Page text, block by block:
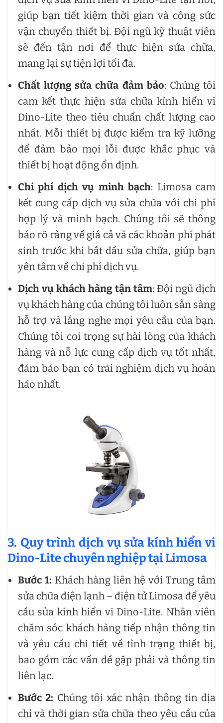
giúp bạn tiết kiệm thời gian và công sức
vận chuyển thiết bị. Đội ngũ kỹ thuật viên
sẽ đến tận nơi để thực hiện sửa chữa,
mang lại sự tiện lợi tối đa.
Chất lượng sửa chữa đảm bảo: Chúng tôi
cam kết thực hiện sửa chữa kính hiển vi
Dino-Lite theo tiêu chuẩn chất lượng cao
nhất. Mỗi thiết bị được kiểm tra kỹ lưỡng
để đảm bảo mọi lỗi được khắc phục và
thiết bị hoạt động ổn định.
Chi phí dịch vụ minh bạch: Limosa cam
kết cung cấp dịch vụ sửa chữa với chi phí
hợp lý và minh bạch. Chúng tôi sẽ thông
báo rõ ràng về giá cả và các khoản phí phát
sinh trước khi bắt đầu sửa chữa, giúp bạn
yên tâm về chi phí dịch vụ.
Dịch vụ khách hàng tận tâm: Đội ngũ dịch
vụ khách hàng của chúng tôi luôn sẵn sàng
hỗ trợ và lắng nghe mọi yêu cầu của bạn.
Chúng tôi coi trọng sự hài lòng của khách
hàng và nỗ lực cung cấp dịch vụ tốt nhất,
đảm bảo bạn có trải nghiệm dịch vụ hoàn
hảo nhất.
3. Quy trình dịch vụ sửa kính hiển vi
Dino-Lite chuyên nghiệp tại Limosa
Bước 1: Khách hàng liên hệ với Trung tâm
sửa chữa điện lạnh – điện tử Limosa để yêu
cầu sửa kính hiển vi Dino-Lite. Nhân viên
chăm sóc khách hàng tiếp nhận thông tin
và yêu cầu chi tiết về tình trạng thiết bị,
bao gồm các vấn đề gặp phải và thông tin
liên lạc.
Bước 2: Chúng tôi xác nhận thông tin địa
chỉ và thời gian sửa chữa theo yêu cầu của